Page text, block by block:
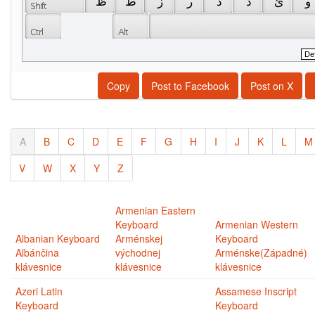
Copy Post to Facebook Post on X
A B C D E F G H I J K L
M
V
W X Y Z
Albanian Keyboard
Albánčina
klávesnice
Armenian Eastern
Keyboard
Arménskej
východnej
klávesnice
Armenian Western
Keyboard
Arménske(Západné)
klávesnice
Azeri Latin
Keyboard
Assamese Inscript
Keyboard